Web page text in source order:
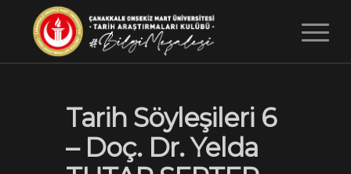
Tarih Söyleşileri 6
– Doç. Dr. Yelda